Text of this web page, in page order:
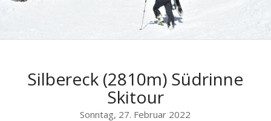
Silbereck (2810m) Südrinne
Skitour
Sonntag, 27. Februar 2022